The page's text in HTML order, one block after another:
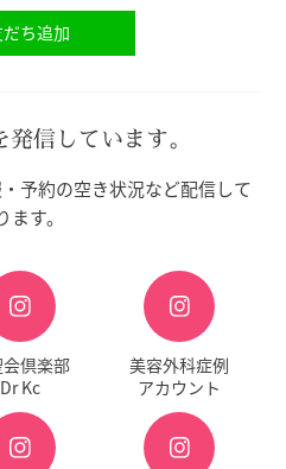
ち追加
信しています。
予約の空き状況など配信して
ます。
倶楽部
Dr Kc
美容外科症例
アカウント